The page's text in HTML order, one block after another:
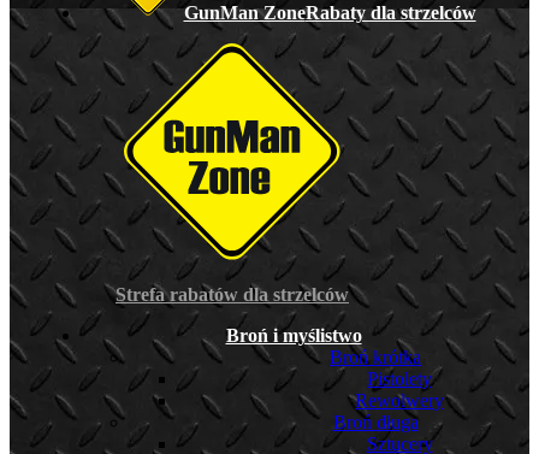
GunMan ZoneRabaty dla strzelców
Strefa rabatów dla strzelców
Broń i myślistwo
Broń krótka
Pistolety
Rewolwery
Broń długa
Sztucery